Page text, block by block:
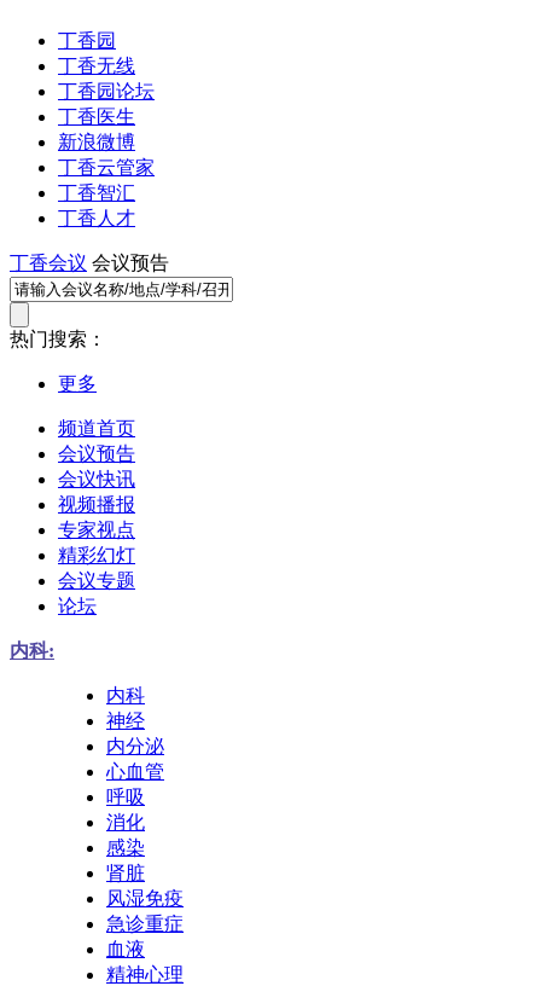
丁香园
丁香无线
丁香园论坛
丁香医生
新浪微博
丁香云管家
丁香智汇
丁香人才
丁香会议 会议预告
热门搜索：
更多
频道首页
会议预告
会议快讯
视频播报
专家视点
精彩幻灯
会议专题
论坛
内科:
内科
神经
内分泌
心血管
呼吸
消化
感染
肾脏
风湿免疫
急诊重症
血液
精神心理